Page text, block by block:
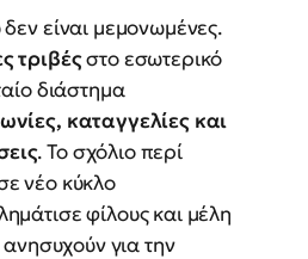
είναι μεμονωμένες.
τριβέςστο εσωτερικό
διάστημα
καταγγελίες και
. Το σχόλιο περί
νέο κύκλο
φίλους και μέλη
ανησυχούν για την